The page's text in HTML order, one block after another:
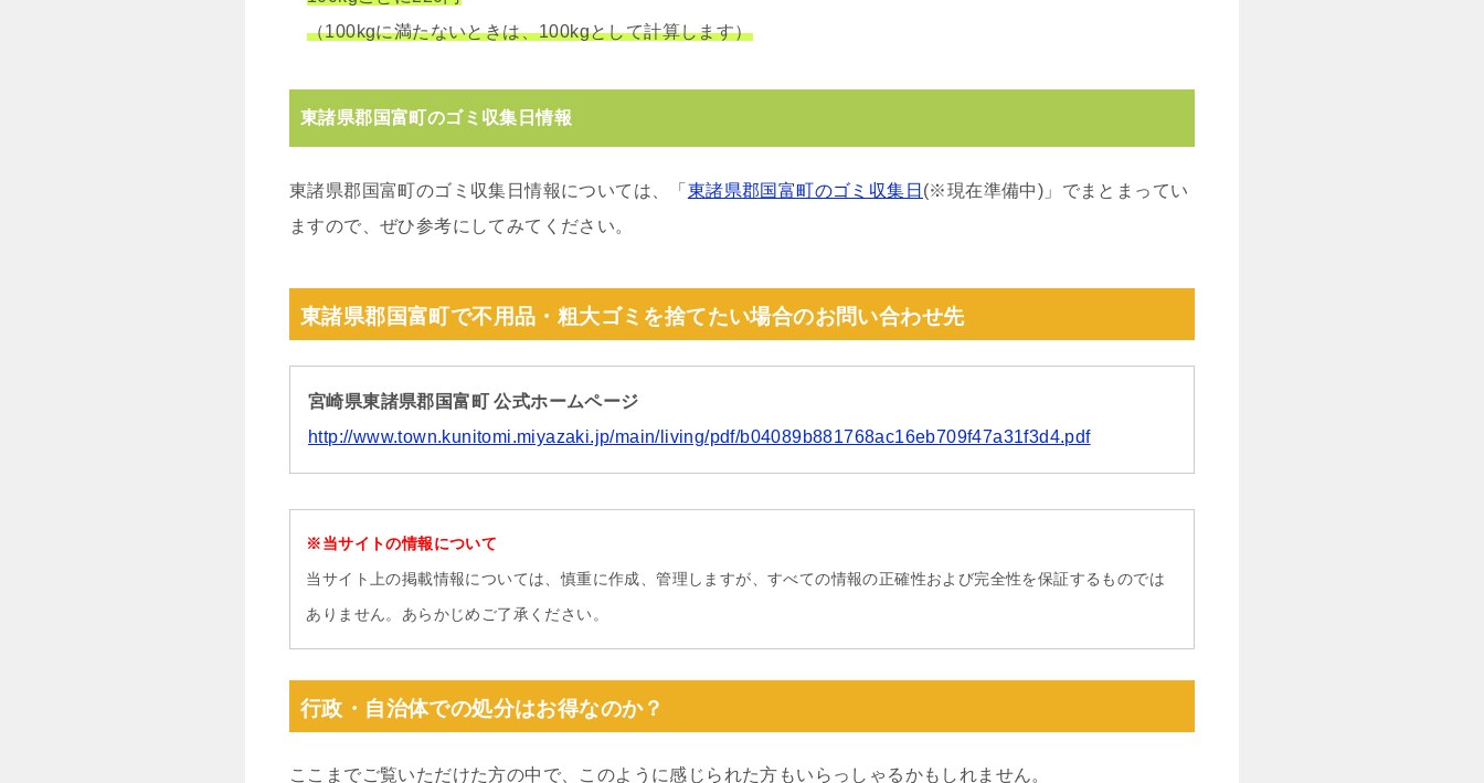
（100kgに満たないときは、100kgとして計算します）
東諸県郡国富町のゴミ収集日情報
東諸県郡国富町のゴミ収集日情報については、「 東諸県郡国富町のゴミ収集日 (※現在準備中)」でまとまってい
ますので、ぜひ参考にしてみてください。
東諸県郡国富町で不用品・粗大ゴミを捨てたい場合のお問い合わせ先
宮崎県東諸県郡国富町 公式ホームページ
http://www.town.kunitomi.miyazaki.jp/main/living/pdf/b04089b881768ac16eb709f47a31f3d4.pdf
※当サイトの情報について
当サイト上の掲載情報については、慎重に作成、管理しますが、すべての情報の正確性および完全性を保証するものでは
ありません。あらかじめご了承ください。
行政・自治体での処分はお得なのか？
ここまでご覧いただけた方の中で、このように感じられた方もいらっしゃるかもしれません。